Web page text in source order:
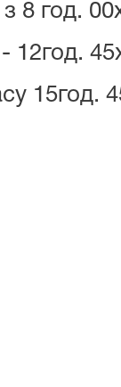
8 год.
12год.
15год.